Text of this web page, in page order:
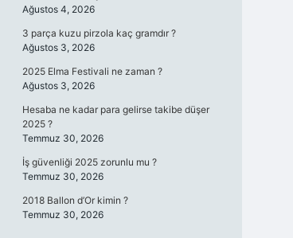
Ağustos 4, 2026
3 parça kuzu pirzola kaç gramdır ?
Ağustos 3, 2026
2025 Elma Festivali ne zaman ?
Ağustos 3, 2026
Hesaba ne kadar para gelirse takibe düşer
2025 ?
Temmuz 30, 2026
İş güvenliği 2025 zorunlu mu ?
Temmuz 30, 2026
2018 Ballon d’Or kimin ?
Temmuz 30, 2026